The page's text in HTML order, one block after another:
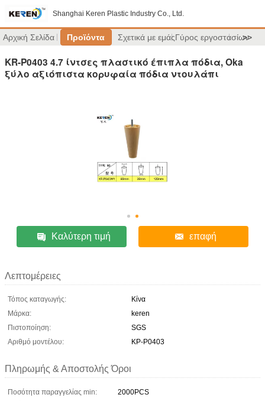
Shanghai Keren Plastic Industry Co., Ltd.
Αρχική Σελίδα Προϊόντα Σχετικά με εμάςΓύρος εργοστασίων
>>
KR-P0403 4.7 ίντσες πλαστικό έπιπλα πόδια, Oka
ξύλο αξιόπιστα κορυφαία πόδια ντουλάπι
Καλύτερη τιμή επαφή
Λεπτομέρειες
Τόπος καταγωγής:
Κίνα
Μάρκα:
keren
Πιστοποίηση:
SGS
Αριθμό μοντέλου:
ΚΡ-P0403
Πληρωμής & Αποστολής Όροι
Ποσότητα παραγγελίας min:
2000PCS